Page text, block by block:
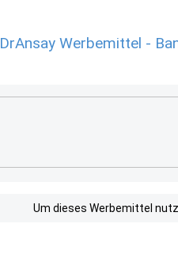
DrAnsay Werbemittel -
Um dieses Werbemittel